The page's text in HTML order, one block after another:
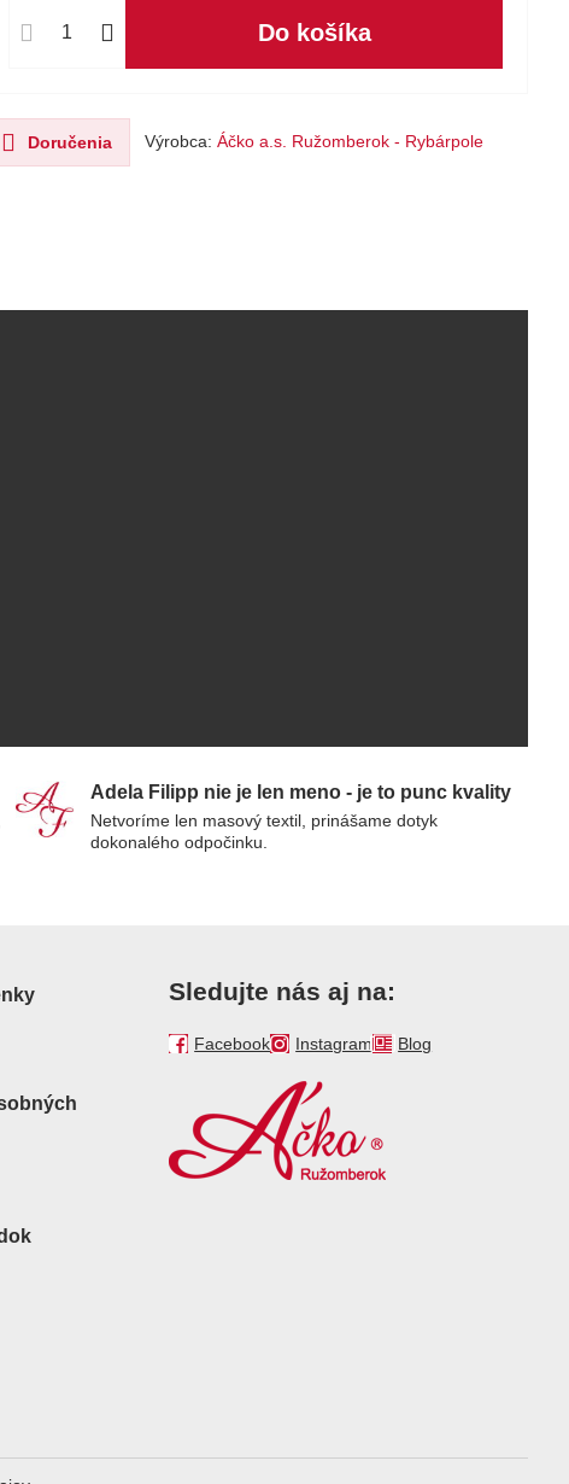
Do košíka
Doručenia Výrobca: Áčko a.s. Ružomberok - Rybárpole
Adela Filipp nie je len meno - je to punc kvality
Netvoríme len masový textil, prinášame dotyk
dokonalého odpočinku.
Sledujte nás aj na:
Facebook Instagram Blog